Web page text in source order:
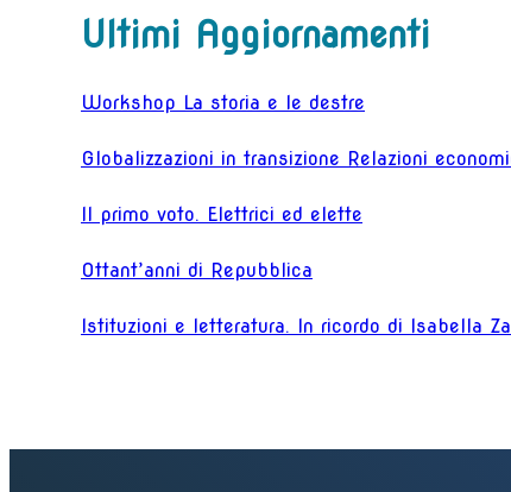
Ultimi Aggiornamenti
Workshop La storia e le destre
Globalizzazioni in transizione Relazioni
Il primo voto. Elettrici ed elette
Ottant’anni di Repubblica
Istituzioni e letteratura. In ricordo di Isabella